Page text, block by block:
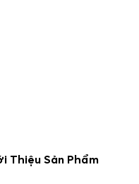
Thiệu Sản Phẩm